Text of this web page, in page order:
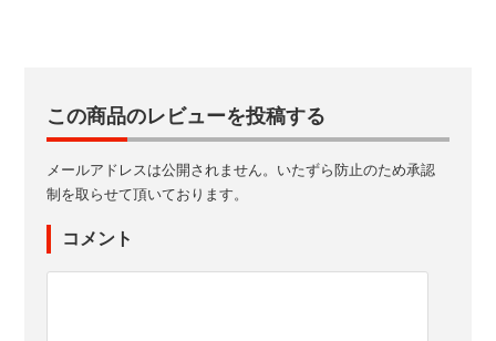
この商品のレビューを投稿する
メールアドレスは公開されません。いたずら防止のため承認
制を取らせて頂いております。
コメント